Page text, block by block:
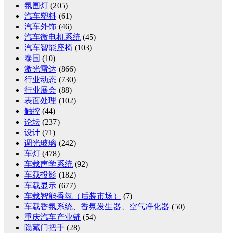
氛围灯 (205)
汽车塑料 (61)
汽车外饰 (46)
汽车微电机系统 (45)
汽车智能座椅 (103)
泰国 (10)
激光雷达 (866)
行业动态 (730)
行业展会 (88)
表面处理 (102)
触控 (44)
论坛 (237)
设计 (71)
调光玻璃 (242)
车灯 (478)
车载声学系统 (92)
车载投影 (182)
车载显示 (677)
车载智能香氛（后装市场）
(7)
车载香氛系统、香氛发生器、空气净化器 (50)
重庆汽车产业链 (54)
隐藏门把手 (28)